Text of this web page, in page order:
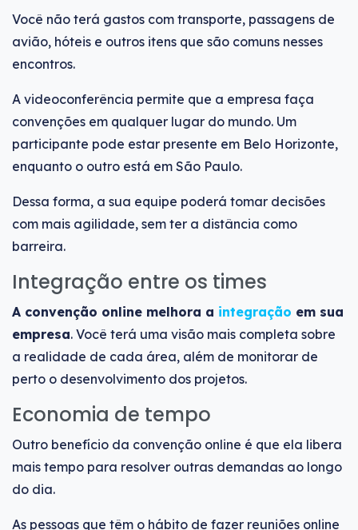
Você não terá gastos com transporte, passagens de
avião, hóteis e outros itens que são comuns nesses
encontros.
A videoconferência permite que a empresa faça
convenções em qualquer lugar do mundo. Um
participante pode estar presente em Belo Horizonte,
enquanto o outro está em São Paulo.
Dessa forma, a sua equipe poderá tomar decisões
com mais agilidade, sem ter a distância como
barreira.
Integração entre os times
A convenção online melhora a integração em sua
empresa. Você terá uma visão mais completa sobre
a realidade de cada área, além de monitorar de
perto o desenvolvimento dos projetos.
Economia de tempo
Outro benefício da convenção online é que ela libera
mais tempo para resolver outras demandas ao longo
do dia.
As pessoas que têm o hábito de fazer reuniões online